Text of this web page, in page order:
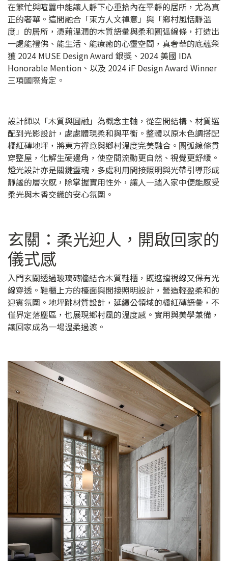
在繁忙與喧囂中能讓人靜下心重拾內在平靜的居所，尤為真
正的奢華。這間融合「東方人文禪意」與「鄉村風恬靜溫
度」的居所，憑藉溫潤的木質語彙與柔和圓弧線條，打造出
一處能禮佛、能生活、能療癒的心靈空間，真奢華的底蘊榮
獲 2024 MUSE Design Award 銀獎、2024 美國 IDA
Honorable Mention、以及 2024 iF Design Award Winner
三項國際肯定。
設計師以「木質與圓融」為概念主軸，從空間結構、材質選
配到光影設計，處處體現柔和與平衡。整體以原木色調搭配
橘紅磚地坪，將東方禪意與鄉村溫度完美融合。圓弧線條貫
穿整屋，化解生硬邊角，使空間流動更自然、視覺更舒緩。
燈光設計亦是關鍵靈魂，多處利用間接照明與光帶引導形成
靜謐的層次感，除掌握實用性外，讓人一踏入家中便能感受
柔光與木香交織的安心氛圍。
玄關：柔光迎人，開啟回家的
儀式感
入門玄關透過玻璃磚牆結合木質鞋櫃，既遮擋視線又保有光
線穿透。鞋櫃上方的檯面與間接照明設計，營造輕盈柔和的
迎賓氛圍。地坪跳材質設計，延續公領域的橘紅磚語彙，不
僅界定落塵區，也展現鄉村風的溫度感。實用與美學兼備，
讓回家成為一場溫柔過渡。